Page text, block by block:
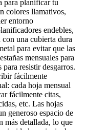
para planificar tu
colores llamativos,
entorno
endebles,
una cubierta dura
para evitar que las
mensuales para
resistir desgarros.
fácilmente
cada hoja mensual
fácilmente citas,
etc. Las hojas
generoso espacio de
más detallada, lo que